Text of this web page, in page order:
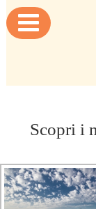

Scopri i